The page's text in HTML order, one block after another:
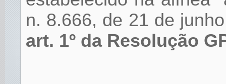
n. 8.666, de 21 de
art. 1º da Resolução